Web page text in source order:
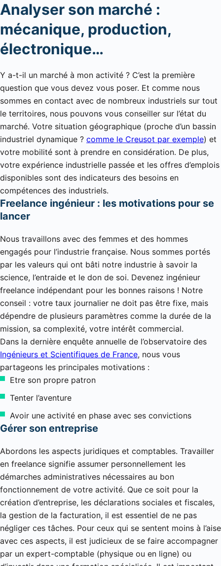
Analyser son marché :
mécanique, production,
électronique…
Y a-t-il un marché à mon activité ? C’est la première
question que vous devez vous poser. Et comme nous
sommes en contact avec de nombreux industriels sur tout
le territoires, nous pouvons vous conseiller sur l’état du
marché. Votre situation géographique (proche d’un bassin
industriel dynamique ? comme le Creusot par exemple) et
votre mobilité sont à prendre en considération. De plus,
votre expérience industrielle passée et les offres d’emplois
disponibles sont des indicateurs des besoins en
compétences des industriels.
Freelance ingénieur : les motivations pour se
lancer
Nous travaillons avec des femmes et des hommes
engagés pour l’industrie française. Nous sommes portés
par les valeurs qui ont bâti notre industrie à savoir la
science, l’entraide et le don de soi. Devenez ingénieur
freelance indépendant pour les bonnes raisons ! Notre
conseil : votre taux journalier ne doit pas être fixe, mais
dépendre de plusieurs paramètres comme la durée de la
mission, sa complexité, votre intérêt commercial.
Dans la dernière enquête annuelle de l’observatoire des
Ingénieurs et Scientifiques de France, nous vous
partageons les principales motivations :
Etre son propre patron
Tenter l’aventure
Avoir une activité en phase avec ses convictions
Gérer son entreprise
Abordons les aspects juridiques et comptables. Travailler
en freelance signifie assumer personnellement les
démarches administratives nécessaires au bon
fonctionnement de votre activité. Que ce soit pour la
création d’entreprise, les déclarations sociales et fiscales,
la gestion de la facturation, il est essentiel de ne pas
négliger ces tâches. Pour ceux qui se sentent moins à l’aise
avec ces aspects, il est judicieux de se faire accompagner
par un expert-comptable (physique ou en ligne) ou